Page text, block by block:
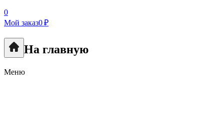
0
Мой заказ0 ₽
На главную
Меню